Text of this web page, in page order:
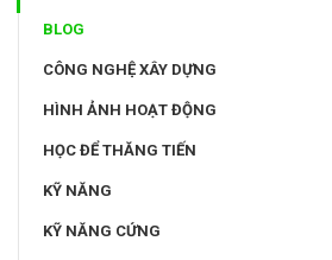
BLOG
CÔNG NGHỆ XÂY DỰNG
HÌNH ẢNH HOẠT ĐỘNG
HỌC ĐỂ THĂNG TIẾN
KỸ NĂNG
KỸ NĂNG CỨNG